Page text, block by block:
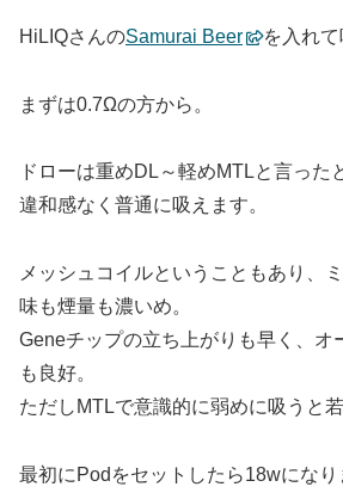
HiLIQさんのSamurai Beer を入れて
まずは0.7Ωの方から。
ドローは重めDL～軽めMTLと言った
違和感なく普通に吸えます。
メッシュコイルということもあり、
味も煙量も濃いめ。
Geneチップの立ち上がりも早く、オ
も良好。
ただしMTLで意識的に弱めに吸うと
最初にPodをセットしたら18wにな